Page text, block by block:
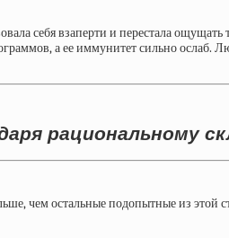
себя взаперти и перестала ощущать
а ее иммунитет сильно ослаб.
рациональному
чем остальные подопытные из этой